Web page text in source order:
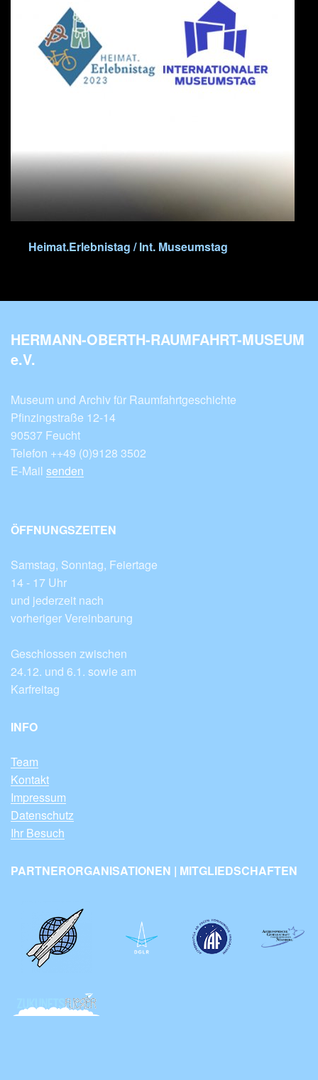
Heimat.Erlebnistag / Int. Museumstag
HERMANN-OBERTH-RAUMFAHRT-MUSEUM
e.V.
Museum und Archiv für Raumfahrtgeschichte
Pfinzingstraße 12-14
90537 Feucht
Telefon ++49 (0)9128 3502
E-Mail senden
ÖFFNUNGSZEITEN
Samstag, Sonntag, Feiertage
14 - 17 Uhr
und jederzeit nach
vorheriger Vereinbarung
Geschlossen zwischen
24.12. und 6.1. sowie am
Karfreitag
INFO
Team
Kontakt
Impressum
Datenschutz
Ihr Besuch
PARTNERORGANISATIONEN | MITGLIEDSCHAFTEN